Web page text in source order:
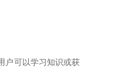
户可 以学习知识或获